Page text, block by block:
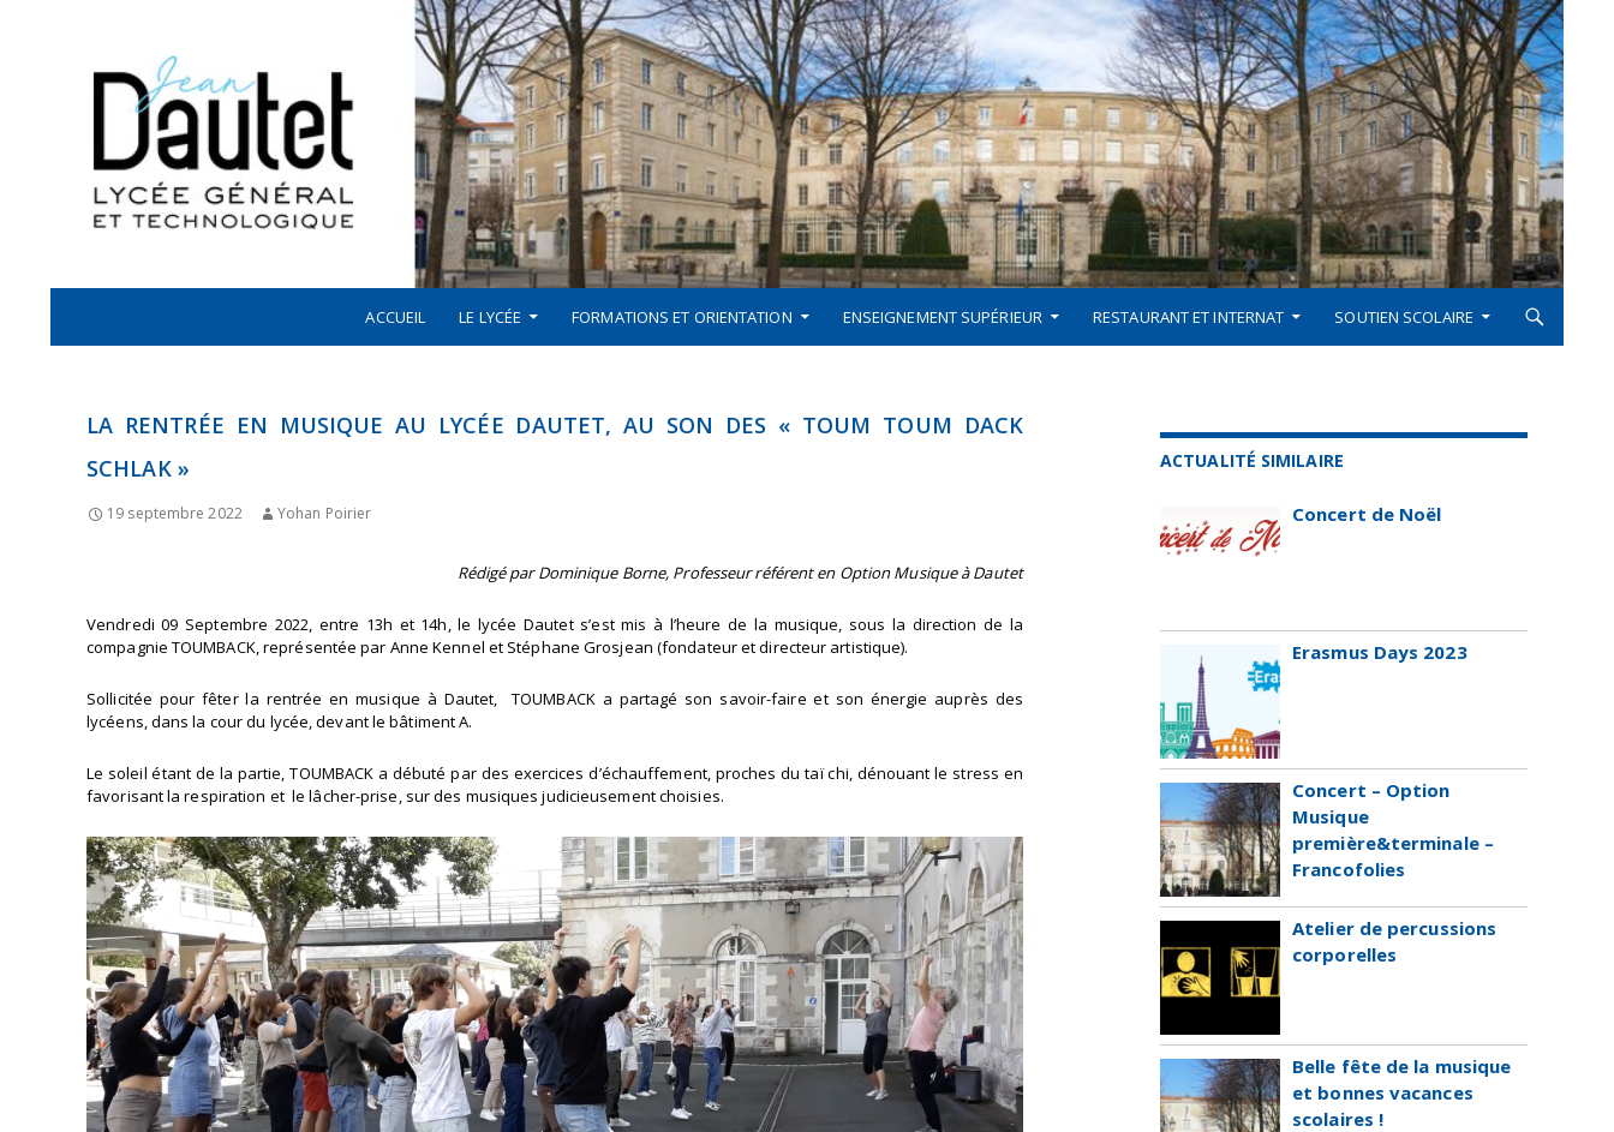
LYCÉE JEAN DAUTET À LA ROCHELLE
ACCUEIL LE LYCÉE FORMATIONS ET ORIENTATION ENSEIGNEMENT SUPÉRIEUR RESTAURANT ET INTERNAT SOUTIEN SCOLAIRE
LA RENTRÉE EN MUSIQUE AU LYCÉE DAUTET, AU SON DES « TOUM TOUM DACK
SCHLAK »
19 septembre 2022 Yohan Poirier
Rédigé par Dominique Borne, Professeur référent en Option Musique à Dautet
Vendredi 09 Septembre 2022, entre 13h et 14h, le lycée Dautet s’est mis à l’heure de la musique, sous la direction de la
compagnie TOUMBACK, représentée par Anne Kennel et Stéphane Grosjean (fondateur et directeur artistique).
Sollicitée pour fêter la rentrée en musique à Dautet, TOUMBACK a partagé son savoir-faire et son énergie auprès des
lycéens, dans la cour du lycée, devant le bâtiment A.
Le soleil étant de la partie, TOUMBACK a débuté par des exercices d’échauffement, proches du taï chi, dénouant le stress en
favorisant la respiration et le lâcher-prise, sur des musiques judicieusement choisies.
ACTUALITÉ SIMILAIRE
Concert de Noël
Erasmus Days 2023
Concert – Option
Musique
première&terminale –
Francofolies
Atelier de percussions
corporelles
Belle fête de la musique
et bonnes vacances
scolaires !